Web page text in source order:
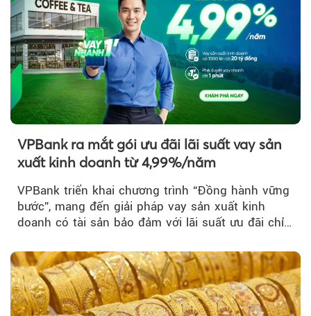
VPBank ra mắt gói ưu đãi lãi suất vay sản
xuất kinh doanh từ 4,99%/năm
VPBank triển khai chương trình “Đồng hành vững
bước”, mang đến giải pháp vay sản xuất kinh
doanh có tài sản bảo đảm với lãi suất ưu đãi chỉ